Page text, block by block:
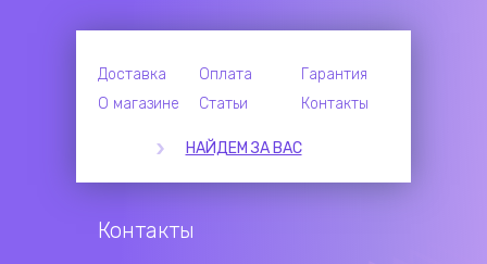
Доставка Оплата
Гарантия
О магазине
Статьи Контакты
НАЙДЕМ ЗА ВАС
Контакты